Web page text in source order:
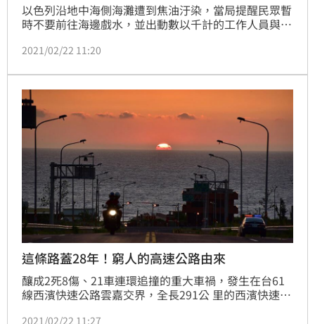
以色列沿地中海側海灘遭到焦油汙染，當局提醒民眾暫
時不要前往海邊戲水，並出動數以千計的工作人員與志
2021/02/22 11:20
這條路蓋28年！窮人的高速公路由來
釀成2死8傷、21車連環追撞的重大車禍，發生在台61
線西濱快速公路雲嘉交界，全長291公 里的西濱快速道
2021/02/22 11:27